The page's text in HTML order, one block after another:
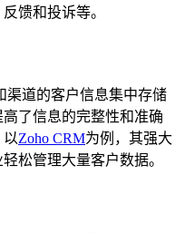
馈和投诉等。
渠道的客户信息集中存储
了信息的完整性和准确
以Zoho CRM为例，其强大
松管理大量客户数据。